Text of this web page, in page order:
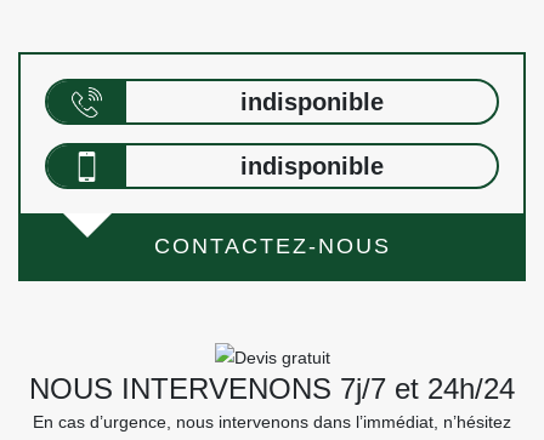
indisponible
indisponible
CONTACTEZ-NOUS
NOUS INTERVENONS 7j/7 et 24h/24
En cas d’urgence, nous intervenons dans l’immédiat, n’hésitez